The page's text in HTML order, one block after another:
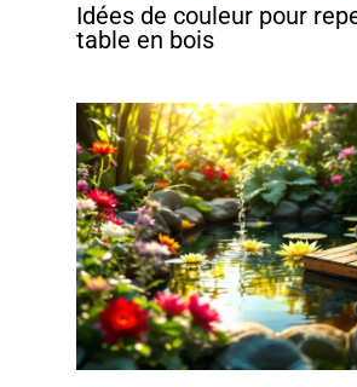
Idées de couleur pour
table en bois